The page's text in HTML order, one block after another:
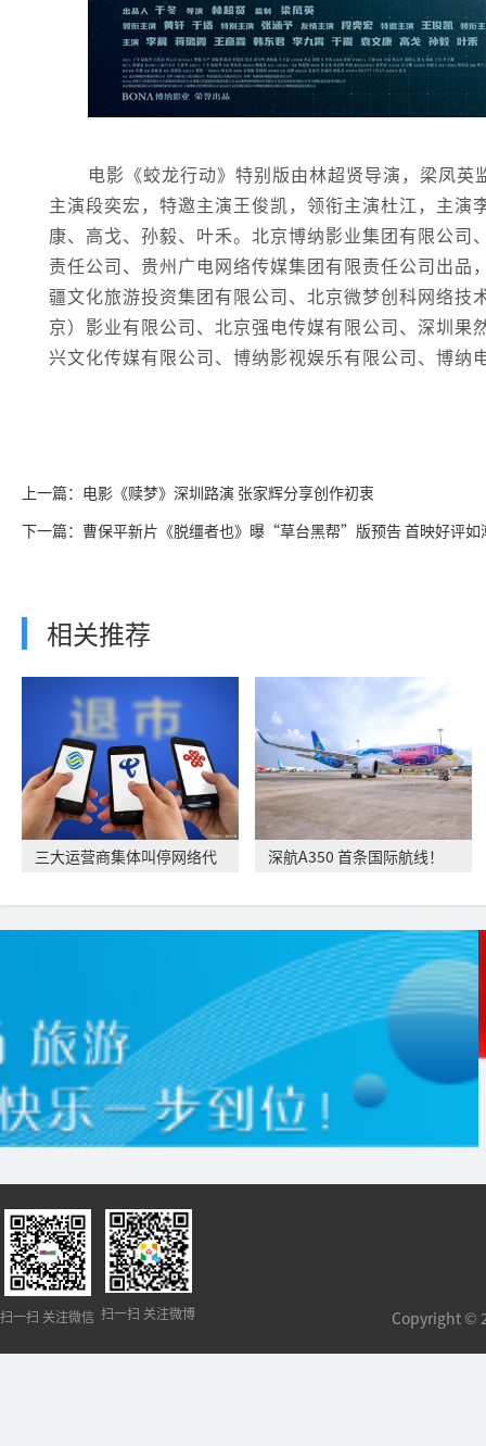
电影《蛟龙行动》特别版由林超贤导演，梁凤
主演段奕宏，特邀主演王俊凯，领衔主演杜江，主
康、高戈、孙毅、叶禾。北京博纳影业集团有限公
责任公司、贵州广电网络传媒集团有限责任公司出
疆文化旅游投资集团有限公司、北京微梦创科网络
京）影业有限公司、北京强电传媒有限公司、深圳
兴文化传媒有限公司、博纳影视娱乐有限公司、博纳
上一篇：电影《赎梦》深圳路演 张家辉分享创作初衷
下一篇：曹保平新片《脱缰者也》曝“草台黑帮”版预告 首映好评如
相关推荐
三大运营商集体叫停网络代
深航A350 首条国际航线！
扫一扫 关注微信 扫一扫 关注微博 Copyright ©